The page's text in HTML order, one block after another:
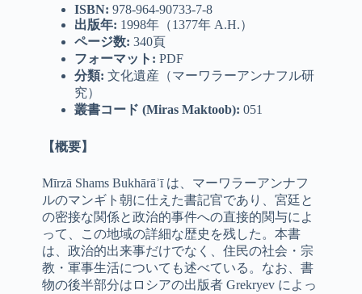
ISBN: 978-964-90733-7-8
出版年: 1998年（1377年 A.H.）
ページ数: 340頁
フォーマット : PDF
分類: 文化遺産（マーワラーアンナフル研
究）
叢書コード (Miras Maktoob): 051
【概要】
Mīrzā Shams Bukhārāʾī は、マーワラーアンナフ
ルのマンギト朝に仕えた書記官であり、宮廷と
の密接な関係と政治的事件への直接的関与によ
って、この地域の詳細な歴史を残した。本書
は、政治的出来事だけでなく、住民の社会・宗
教・軍事生活についても述べている。なお、書
物の後半部分はロシアの出版者 Grekryev によっ